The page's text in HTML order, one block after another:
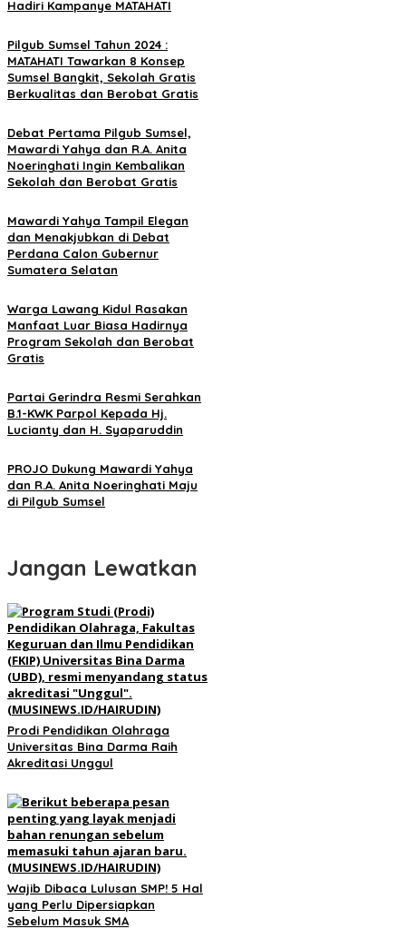
Hadiri Kampanye MATAHATI
Pilgub Sumsel Tahun 2024 :
MATAHATI Tawarkan 8 Konsep
Sumsel Bangkit, Sekolah Gratis
Berkualitas dan Berobat Gratis
Debat Pertama Pilgub Sumsel,
Mawardi Yahya dan R.A. Anita
Noeringhati Ingin Kembalikan
Sekolah dan Berobat Gratis
Mawardi Yahya Tampil Elegan
dan Menakjubkan di Debat
Perdana Calon Gubernur
Sumatera Selatan
Warga Lawang Kidul Rasakan
Manfaat Luar Biasa Hadirnya
Program Sekolah dan Berobat
Gratis
Partai Gerindra Resmi Serahkan
B.1-KWK Parpol Kepada Hj.
Lucianty dan H. Syaparuddin
PROJO Dukung Mawardi Yahya
dan R.A. Anita Noeringhati Maju
di Pilgub Sumsel
Jangan Lewatkan
Prodi Pendidikan Olahraga
Universitas Bina Darma Raih
Akreditasi Unggul
Wajib Dibaca Lulusan SMP! 5 Hal
yang Perlu Dipersiapkan
Sebelum Masuk SMA